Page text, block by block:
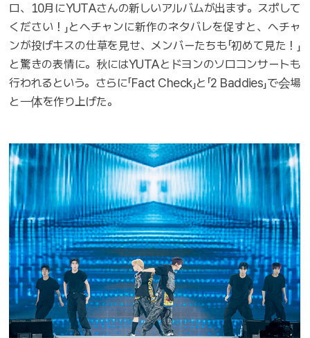
ロ、10月にYUTAさんの新しいアルバムが出ます。スポして
ください！」とへチャンに新作のネタバレを促すと、へチャ
ンが投げキスの仕草を見せ、メンバーたちも「初めて見た！」
と驚きの表情に。秋にはYUTAとドヨンのソロコンサートも
行われるという。さらに「Fact Check」と「2 Baddies」で会場
と一体を作り上げた。